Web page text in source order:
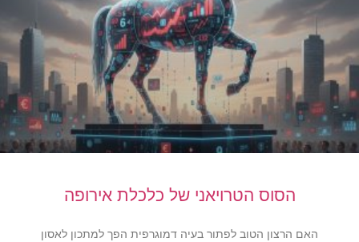
הסוס הטרויאני של כלכלת אירופה
האם הרצון הטוב לפתור בעיה דמוגרפית הפך למתכון לאסון